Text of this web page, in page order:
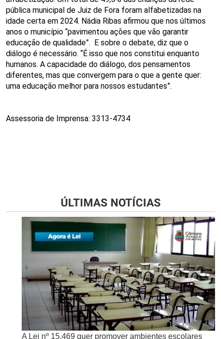
pública municipal de Juiz de Fora foram alfabetizadas na
idade certa em 2024. Nádia Ribas afirmou que nos últimos
anos o município “pavimentou ações que vão garantir
educação de qualidade”. E sobre o debate, diz que o
diálogo é necessário. “É isso que nos constitui enquanto
humanos. A capacidade do diálogo, dos pensamentos
diferentes, mas que convergem para o que a gente quer:
uma educação melhor para nossos estudantes”.
Assessoria de Imprensa: 3313-4734
ÚLTIMAS NOTÍCIAS
A Lei nº 15.469 quer promover ambientes escolares